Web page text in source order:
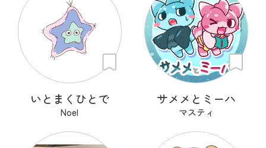
いとまくひとで
Noel
サメメとミーハ
マスティ